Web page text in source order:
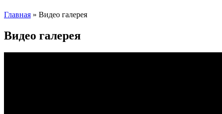
Главная » Видео галерея
Видео галерея